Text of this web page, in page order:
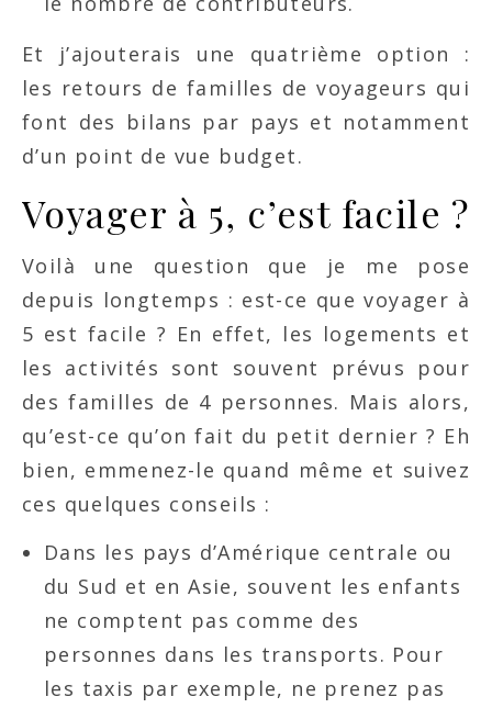
Et j’ajouterais une quatrième option :
les retours de familles de voyageurs qui
font des bilans par pays et notamment
d’un point de vue budget.
Voyager à 5, c’est facile ?
Voilà une question que je me pose
depuis longtemps : est-ce que voyager à
5 est facile ? En effet, les logements et
les activités sont souvent prévus pour
des familles de 4 personnes. Mais alors,
qu’est-ce qu’on fait du petit dernier ? Eh
bien, emmenez-le quand même et suivez
ces quelques conseils :
Dans les pays d’Amérique centrale ou
du Sud et en Asie, souvent les enfants
ne comptent pas comme des
personnes dans les transports. Pour
les taxis par exemple, ne prenez pas